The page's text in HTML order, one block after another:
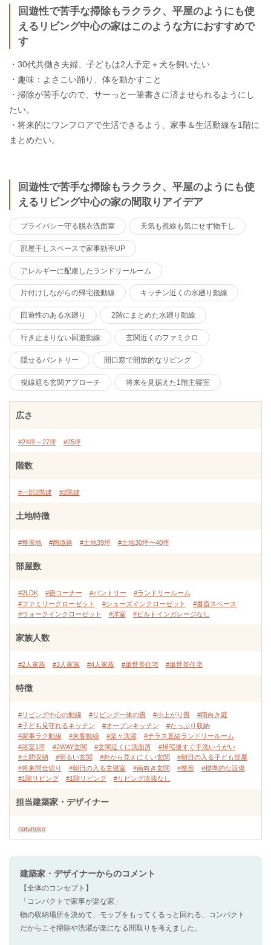
回遊性で苦手な掃除もラクラク、平屋のようにも使
えるリビング中心の家はこのような方におすすめで
す
・30代共働き夫婦、子どもは2人予定＋犬を飼いたい
・趣味：よさこい踊り、体を動かすこと
・掃除が苦手なので、サーっと一筆書きに済ませられるようにし
たい。
・将来的にワンフロアで生活できるよう、家事＆生活動線を1階に
まとめたい。
回遊性で苦手な掃除もラクラク、平屋のようにも使
えるリビング中心の家の間取りアイデア
プライバシー守る脱衣洗面室 天気も視線も気にせず物干し
部屋干しスペースで家事効率UP
アレルギーに配慮したランドリールーム
片付けしながらの帰宅後動線 キッチン近くの水廻り動線
回遊性のある水廻り 2階にまとめた水廻り動線
行き止まりない回遊動線 玄関近くのファミクロ
隠せるパントリー 開口窓で開放的なリビング
視線遮る玄関アプローチ 将来を見据えた1階主寝室
広さ
#24坪～27坪 #25坪
階数
#一部2階建 #2階建
土地特徴
#整形地 #南道路 #土地39坪 #土地30坪〜40坪
部屋数
#2LDK #畳コーナー #パントリー
#ランドリールーム
#ファミリークローゼット
#シューズインクローゼット
#書斎スペース
#ウォークインクローゼット
#洋室 #ビルトインガレージなし
家族人数
#2人家族 #3人家族 #4人家族 #単世帯住宅 #単世帯住宅
特徴
#リビング中心の動線 #リビング一体の畳 #小上がり畳
#南向き庭
#子ども見守れるキッチン
#オープンキッチン
#たっぷり収納
#家事ラク動線
#来客動線 #楽々洗濯
#テラス直結ランドリールーム
#浴室1坪
#2WAY玄関 #玄関近くに洗面所
#帰宅後すぐ手洗いうがい
#土間収納
#明るい玄関 #外から見えにくい玄関
#朝日の入る子ども部屋
#将来間仕切り
#朝日の入る主寝室 #南向き玄関 #整形
#標準的な設備
#1階リビング
#1階リビング #リビング吹抜なし
担当建築家・デザイナー
natunoko
建築家・デザイナーからのコメント
【全体のコンセプト】
「コンパクトで家事が楽な家」
物の収納場所を決めて、モップをもってくるっと回れる、コンパクト
だからこそ掃除や洗濯が楽になる間取りを考えました。